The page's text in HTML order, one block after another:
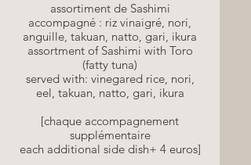
assortiment de Sashimi
accompagné : riz vinaigré, nori,
anguille, takuan, natto, gari, ikura
assortment of Sashimi with Toro
(fatty tuna)
served with: vinegared rice, nori,
eel, takuan, natto, gari, ikura
[chaque accompagnement
supplémentaire
each additional side dish+ 4 euros]